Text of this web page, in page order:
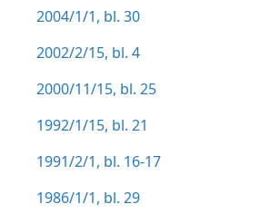
2004/1/1, bl. 30
2002/2/15, bl. 4
2000/11/15, bl. 25
1992/1/15, bl. 21
1991/2/1, bl. 16-17
1986/1/1, bl. 29